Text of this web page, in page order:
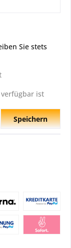
Sie stets
verfügbar ist
Speichern